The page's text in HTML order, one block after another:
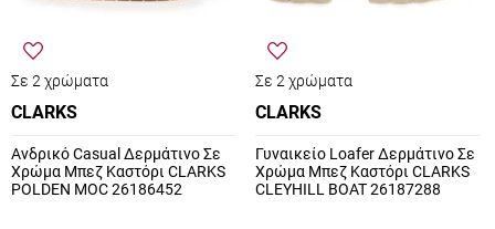
Σε 2 χρώματα
CLARKS
Ανδρικό Casual Δερμάτινο Σε
Χρώμα Μπεζ Καστόρι CLARKS
POLDEN MOC 26186452
Σε 2 χρώματα
CLARKS
Γυναικείο Loafer Δερμάτινο Σε
Χρώμα Μπεζ Καστόρι CLARKS
CLEYHILL BOAT 26187288